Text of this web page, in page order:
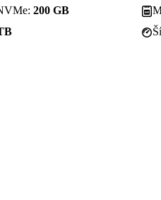
200 GB